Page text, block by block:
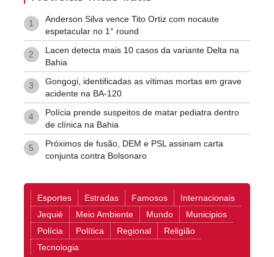
1
Anderson Silva vence Tito Ortiz com nocaute
espetacular no 1° round
2
Lacen detecta mais 10 casos da variante Delta na
Bahia
3
Gongogi, identificadas as vítimas mortas em grave
acidente na BA-120
4
Polícia prende suspeitos de matar pediatra dentro
de clínica na Bahia
5
Próximos de fusão, DEM e PSL assinam carta
conjunta contra Bolsonaro
Esportes Estradas Famosos
Internacionais
Jequié
Meio Ambiente Mundo
Municipios
Polícia
Política Regional
Religião
Tecnologia